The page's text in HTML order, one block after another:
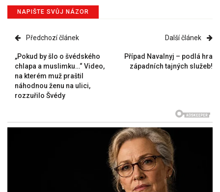
NAPIŠTE SVŮJ NÁZOR
Předchozí článek
„Pokud by šlo o švédského
chlapa a muslimku…“ Video,
na kterém muž praštil
náhodnou ženu na ulici,
rozzuřilo Švédy
Další článek
Případ Navalnyj – podlá hra
západních tajných služeb!